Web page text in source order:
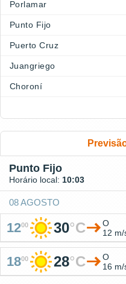
Porlamar
Punto Fijo
Puerto Cruz
Juangriego
Choroní
Punto Fijo
Horário local: 10:03
08 AGOSTO
1200 30°C
O
12 m/
1800 28°C
O
16 m/